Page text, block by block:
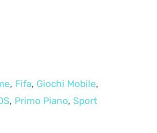
, Fifa, Giochi Mobile,
, Primo Piano, Sport